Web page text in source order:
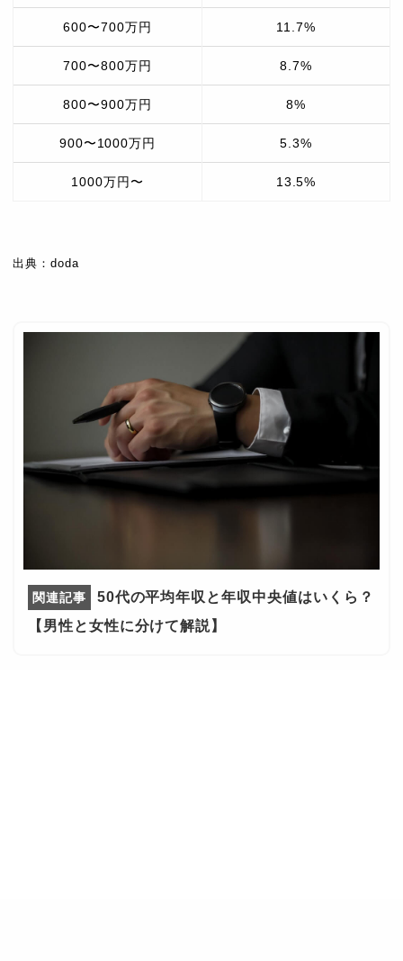
600〜700万円 11.7%
700〜800万円 8.7%
800〜900万円 8%
900〜1000万円 5.3%
1000万円〜 13.5%
出典：doda
50代の平均年収と年収中央値はいくら？
【男性と女性に分けて解説】